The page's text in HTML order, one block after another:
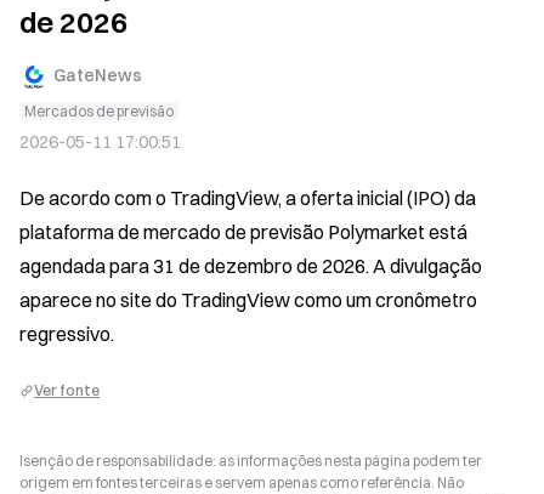
de 2026
GateNews
Mercados de previsão
2026-05-11 17:00:51
De acordo com o TradingView, a oferta inicial (IPO) da
plataforma de mercado de previsão Polymarket está
agendada para 31 de dezembro de 2026. A divulgação
aparece no site do TradingView como um cronômetro
regressivo.
Ver fonte
Isenção de responsabilidade: as informações nesta página podem ter
origem em fontes terceiras e servem apenas como referência. Não